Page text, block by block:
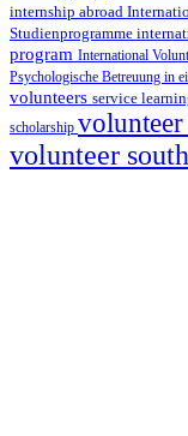
internship abroad
Studienprogramme
program International
Psychologische Betreuung in
volunteers service
scholarship
volunteer